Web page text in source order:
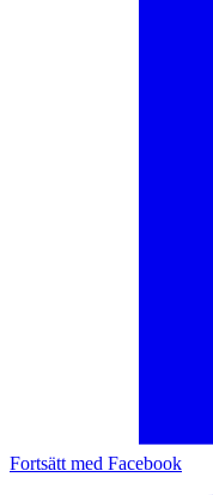
Fortsätt med Facebook